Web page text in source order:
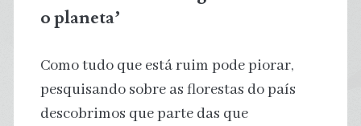
o planeta’
Como tudo que está ruim pode piorar,
pesquisando sobre as florestas do país
descobrimos que parte das que